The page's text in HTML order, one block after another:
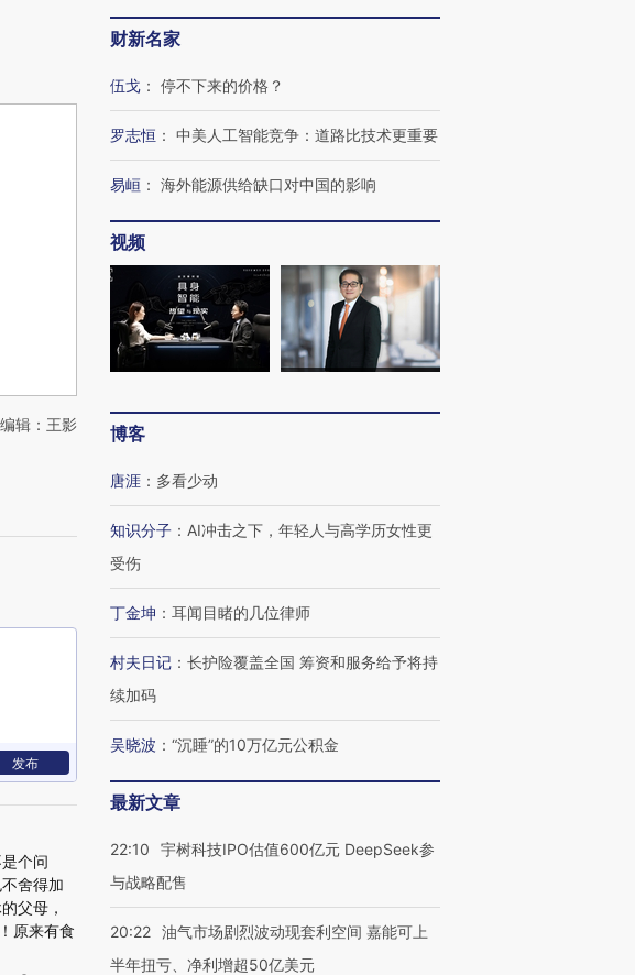
辑：王影
发布
个问
舍得加
父母，
原来有食
财新名家
伍戈 ： 停不下来的价格？
罗志恒 ： 中美人工智能竞争：道路比技术更重要
易峘 ： 海外能源供给缺口对中国的影响
视频
博客
唐涯 ： 多看少动
知识分子 ： AI冲击之下，年轻人与高学历女性更
受伤
丁金坤 ： 耳闻目睹的几位律师
村夫日记 ： 长护险覆盖全国 筹资和服务给予将持
续加码
吴晓波 ： “沉睡”的10万亿元公积金
最新文章
22:10
宇树科技IPO估值600亿元 DeepSeek参
与战略配售
20:22 油气市场剧烈波动现套利空间 嘉能可上
半年扭亏、净利增超50亿美元